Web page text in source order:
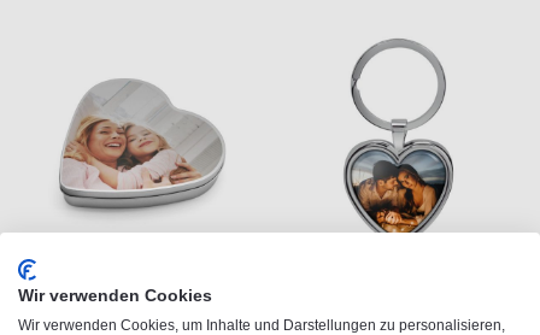
Wir verwenden Cookies
Wir verwenden Cookies, um Inhalte und Darstellungen zu personalisieren,